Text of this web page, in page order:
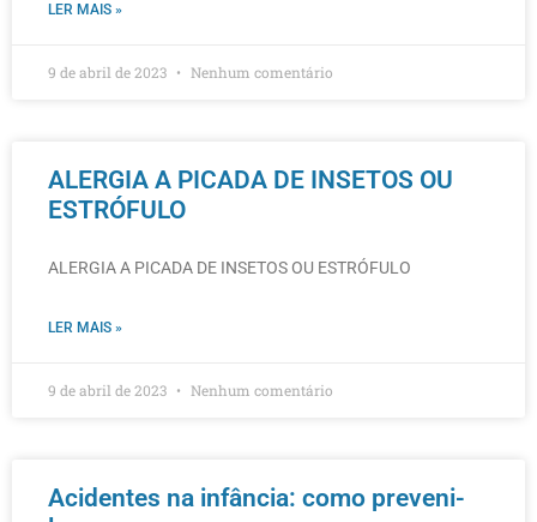
LER MAIS »
9 de abril de 2023 Nenhum comentário
ALERGIA A PICADA DE INSETOS OU
ESTRÓFULO
ALERGIA A PICADA DE INSETOS OU ESTRÓFULO
LER MAIS »
9 de abril de 2023 Nenhum comentário
Acidentes na infância: como preveni-